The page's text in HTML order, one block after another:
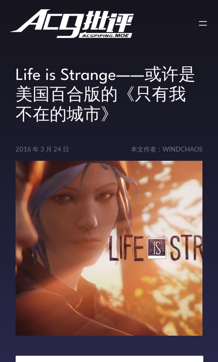
Life is Strange——或许是
美国百合版的《只有我
不在的城市》
2016 年 3 月 24 日 本文作者： WINDCHAOS